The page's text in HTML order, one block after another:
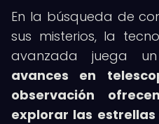
En la búsqueda de
sus misterios, la
avanzada juega
avances en
observación
explorar las